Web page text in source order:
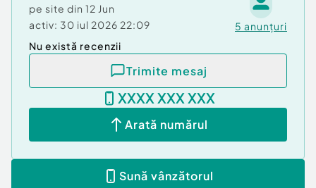
pe site din 12 Jun
activ: 30 iul 2026 22:09 5 anunțuri
Nu există recenzii
Trimite mesaj
XXXX XXX XXX
Arată numărul
Sună vânzătorul